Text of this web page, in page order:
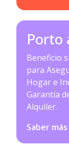
Porto
Beneficio
para
Hogar e
Garantía
Alquiler.
Saber más